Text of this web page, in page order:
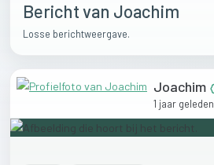
Bericht van Joachim
Losse berichtweergave.
Joachim
1 jaar geleden